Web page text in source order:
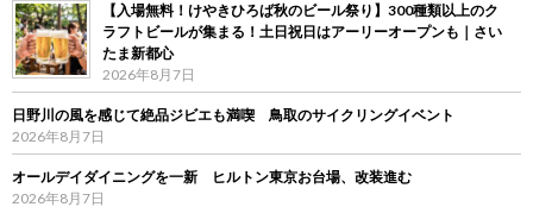
【入場無料！けやきひろば秋のビール祭り】300種類以上のク
ラフトビールが集まる！土日祝日はアーリーオープンも｜さい
たま新都心
2026年8月7日
日野川の風を感じて絶品ジビエも満喫 鳥取のサイクリングイベント
2026年8月7日
オールデイダイニングを一新 ヒルトン東京お台場、改装進む
2026年8月7日